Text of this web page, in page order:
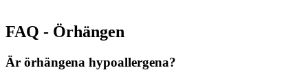
FAQ - Örhängen
Är örhängena hypoallergena?